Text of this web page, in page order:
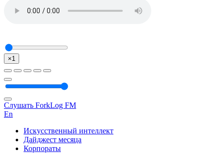
×1
Слушать ForkLog FM
En
Искусственный интеллект
Дайджест месяца
Корпораты